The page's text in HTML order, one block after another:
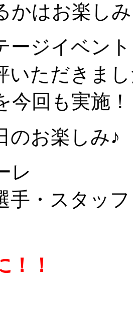
かはお楽し
ジイベント
いただきま
今回も実施
のお楽しみ♪
レ
手・スタッ
！！